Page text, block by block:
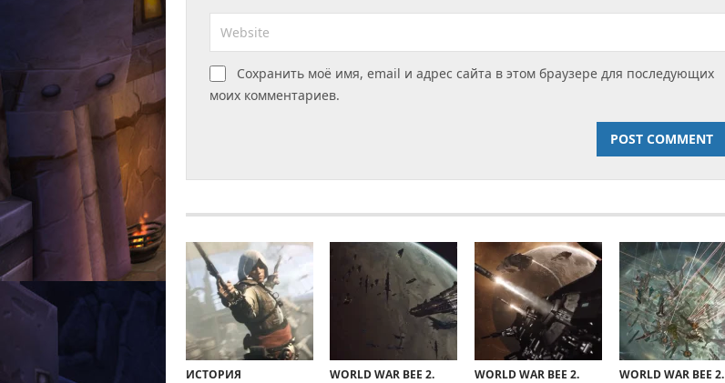
Сохранить моё имя, email и адрес сайта в этом браузере для последующих
моих комментариев.
ИСТОРИЯ
WORLD WAR BEE 2.
WORLD WAR BEE 2.
WORLD WAR BEE 2.